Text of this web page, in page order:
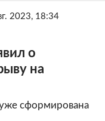
2023, 18:34
о
на
сформирована